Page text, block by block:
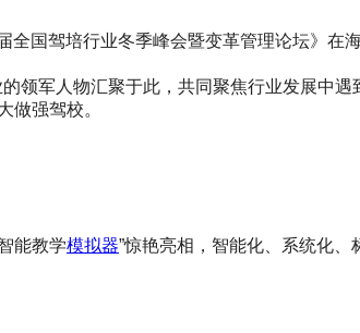
国驾培行业冬季峰会暨变革管理论坛》在海
领军人物汇聚于此，共同聚焦行业发展中
做强驾校。
能教学模拟器”惊艳亮相，智能化、系统化